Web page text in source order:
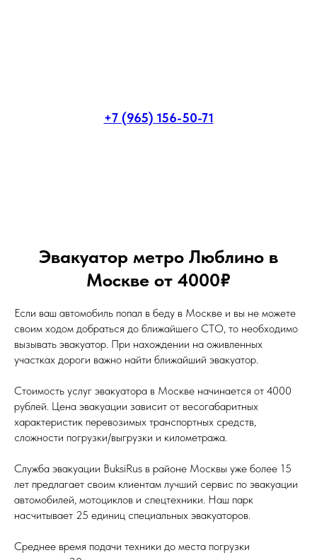
+7 (965) 156-50-71
Эвакуатор метро Люблино в
Москве от 4000₽
Если ваш автомобиль попал в беду в Москве и вы не можете
своим ходом добраться до ближайшего СТО, то необходимо
вызывать эвакуатор. При нахождении на оживленных
участках дороги важно найти ближайший эвакуатор.
Стоимость услуг эвакуатора в Москве начинается от 4000
рублей. Цена эвакуации зависит от весогабаритных
характеристик перевозимых транспортных средств,
сложности погрузки/выгрузки и километража.
Служба эвакуации BuksiRus в районе Москвы уже более 15
лет предлагает своим клиентам лучший сервис по эвакуации
автомобилей, мотоциклов и спецтехники. Наш парк
насчитывает 25 единиц специальных эвакуаторов.
Среднее время подачи техники до места погрузки